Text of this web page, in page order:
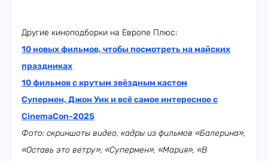
Другие киноподборки на Европе Плюс:
10 новых фильмов, чтобы посмотреть на майских
праздниках
10 фильмов с крутым звёздным кастом
Супермен, Джон Уик и всё самое интересное с
CinemaCon-2025
Фото: скриншоты видео, кадры из фильмов «Балерина»,
«Оставь это ветру», «Супермен», «Мария», «В